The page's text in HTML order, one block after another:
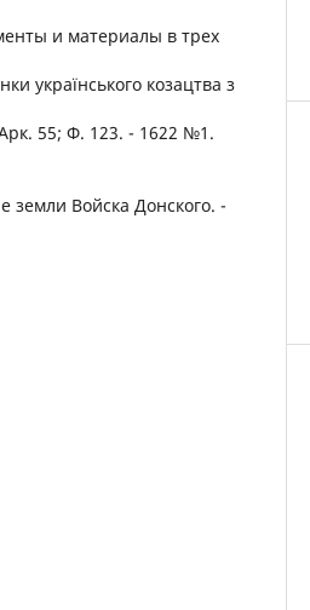
и материалы в трех
українського козацтва з
55; Ф. 123. - 1622 №1.
земли Войска Донского. -